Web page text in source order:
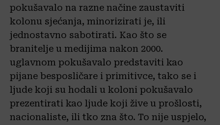
pokušavalo na razne načine zaustaviti
kolonu sjećanja, minorizirati je, ili
jednostavno sabotirati. Kao što se
branitelje u medijima nakon 2000.
uglavnom pokušavalo predstaviti kao
pijane besposličare i primitivce, tako se i
ljude koji su hodali u koloni pokušavalo
prezentirati kao ljude koji žive u prošlosti,
nacionaliste, ili tko zna što. To nije uspjelo,